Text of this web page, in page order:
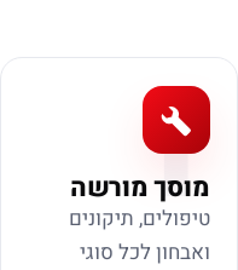
1
מוסך מורשה
טיפולים, תיקונים
ואבחון לכל סוגי